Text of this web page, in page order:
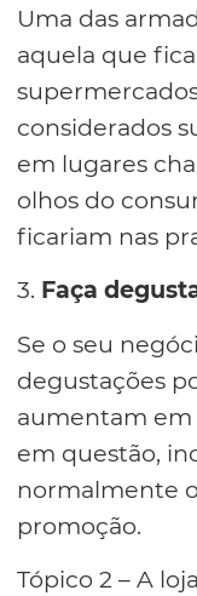
Uma das
aquela que
considerados
em lugares
olhos do
ficariam nas
3. Faça
Se o seu
degustações
aumentam em
em questão,
normalmente
promoção.
Tópico 2 – A loja